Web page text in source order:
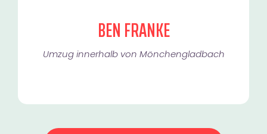
BEN FRANKE
Umzug innerhalb von Mönchengladbach​